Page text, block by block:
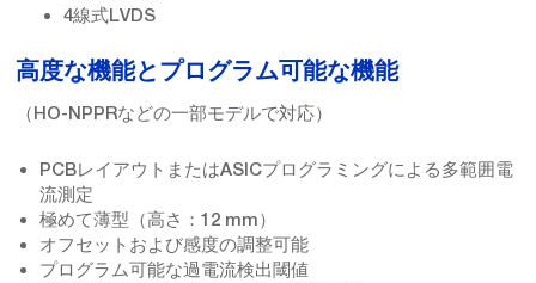
4線式LVDS
高度な機能とプログラム可能な機能
（HO-NPPRなどの一部モデルで対応）
PCBレイアウトまたはASICプログラミングによる多範囲電
流測定
極めて薄型（高さ：12 mm）
オフセットおよび感度の調整可能
プログラム可能な過電流検出閾値